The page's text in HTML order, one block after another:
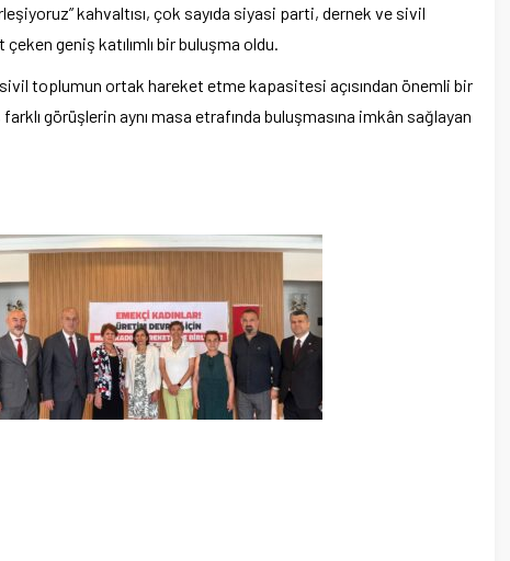
kahvaltısı, çok sayıda siyasi parti, dernek ve sivil
geniş katılımlı bir buluşma oldu.
toplumun ortak hareket etme kapasitesi açısından önemli bir
görüşlerin aynı masa etrafında buluşmasına imkân sağlayan